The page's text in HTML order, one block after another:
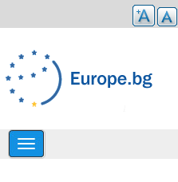
Премини към основното съдържание